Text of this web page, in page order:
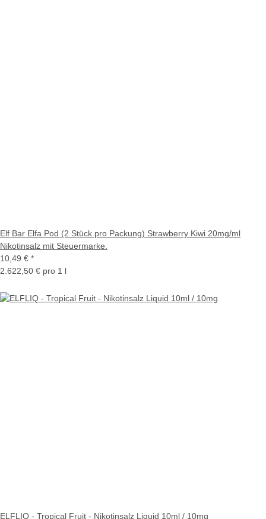
Elf Bar Elfa Pod (2 Stück pro Packung) Strawberry Kiwi 20mg/ml
Nikotinsalz mit Steuermarke.
10,49 € *
2.622,50 € pro 1 l
ELFLIQ - Tropical Fruit - Nikotinsalz Liquid 10ml / 10mg